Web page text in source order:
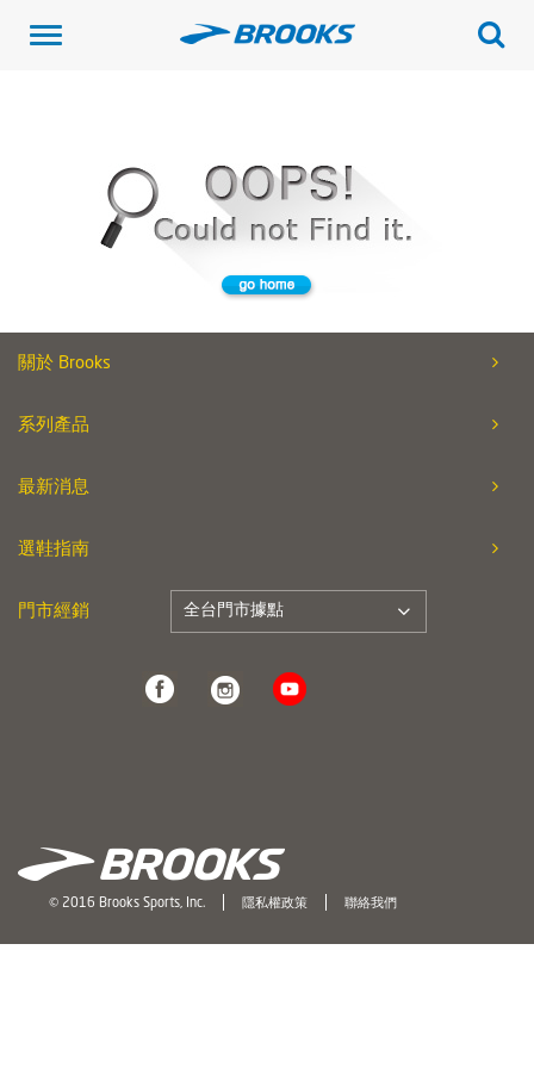
Toggle
關於 Brooks
系列產品
最新消息
選鞋指南
門市經銷 全台門市據點
© 2016 Brooks Sports, Inc. 隱私權政策 聯絡我們